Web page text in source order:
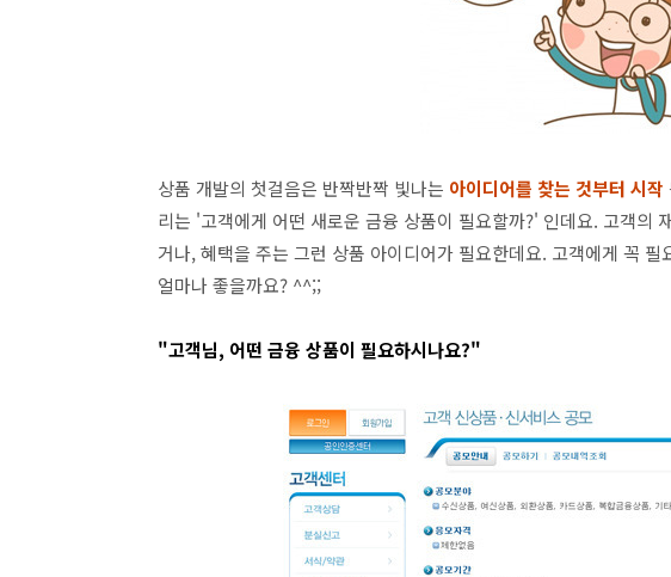
상품 개발의 첫걸음은 반짝반짝 빛나는 아이디어를 찾는 것부터 시작
리는 '고객에게 어떤 새로운 금융 상품이 필요할까?' 인데요. 고객의
거나, 혜택을 주는 그런 상품 아이디어가 필요한데요. 고객에게 꼭
얼마나 좋을까요? ^^;;
"고객님, 어떤 금융 상품이 필요하시나요?"